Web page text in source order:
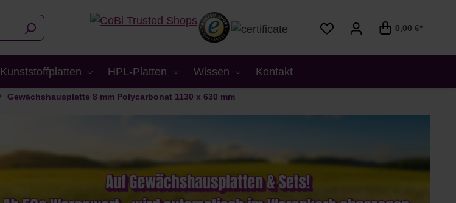
0,00 €*
Kunststoffplatten HPL-Platten Wissen Kontakt
Gewächshausplatte 8 mm Polycarbonat 1130 x 630 mm